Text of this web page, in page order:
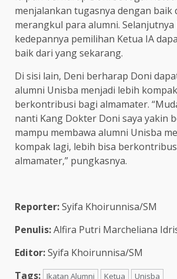
menjalankan tugasnya dengan baik
merangkul para alumni. Selanjutnya
kedepannya pemilihan Ketua IA
baik dari yang sekarang.
Di sisi lain, Deni berharap Doni
alumni Unisba menjadi lebih
berkontribusi bagi almamater.
nanti Kang Dokter Doni saya yakin
mampu membawa alumni Unisba
kompak lagi, lebih bisa
almamater,” pungkasnya.
Reporter:Syifa Khoirunnisa/SM
Penulis:Alfira Putri Marcheliana
Editor:Syifa Khoirunnisa/SM
Tags:
Ikatan Alumni Ketua Unisba